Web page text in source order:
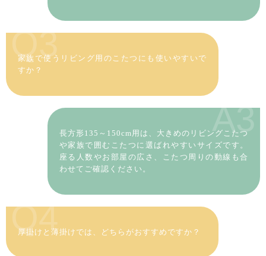
Q3
家族で使うリビング用のこたつにも使いやすいで
すか？
A3
長方形135～150cm用は、大きめのリビングこたつ
や家族で囲むこたつに選ばれやすいサイズです。
座る人数やお部屋の広さ、こたつ周りの動線も合
わせてご確認ください。
Q4
厚掛けと薄掛けでは、どちらがおすすめですか？